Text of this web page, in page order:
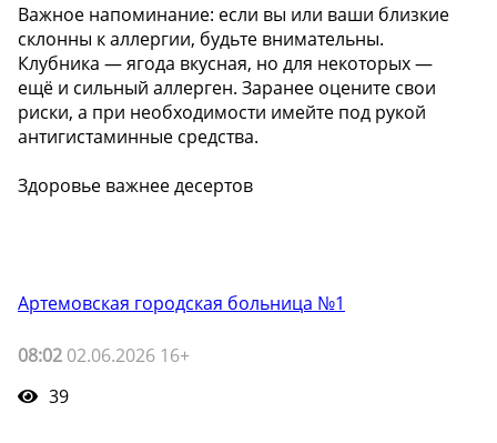
Важное напоминание: если вы или ваши близкие
склонны к аллергии, будьте внимательны.
Клубника — ягода вкусная, но для некоторых —
ещё и сильный аллерген. Заранее оцените свои
риски, а при необходимости имейте под рукой
антигистаминные средства.
Здоровье важнее десертов
Артемовская городская больница №1
08:02 02.06.2026 16+
39